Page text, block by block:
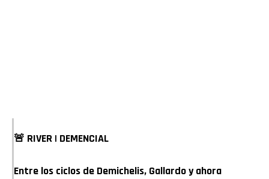
🚨 RIVER | DEMENCIAL
Entre los ciclos de Demichelis, Gallardo y ahora